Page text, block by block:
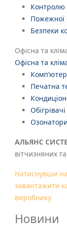
Контролю
Пожежної
Безпеки
Офісна та
Офісна та
Печатна
Обігрівачі
АЛЬЯНС
вітчизняних
Натиснувши
завантажити
виробнику
Новини